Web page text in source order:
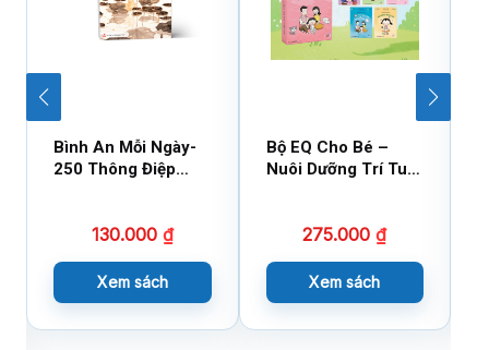
Bình An Mỗi Ngày-
250 Thông Điệp
130.000 ₫
Xem sách
Bộ EQ Cho Bé –
Nuôi Dưỡng Trí Tuệ
275.000₫
Xem sách